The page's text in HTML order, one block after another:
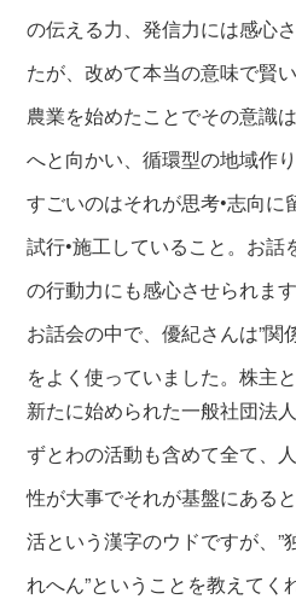
の伝える力、発信力には感心
たが、改めて本当の意味で賢い
農業を始めたことでその意識
へと向かい、循環型の地域作り
すごいのはそれが思考•志向に
試行•施工していること。お話
の行動力にも感心させられます
お話会の中で、優紀さんは”関
をよく使っていました。株主
新たに始められた一般社団法
ずとわの活動も含めて全て、
性が大事でそれが基盤にある
活という漢字のウドですが、”
れへん”ということを教えてく